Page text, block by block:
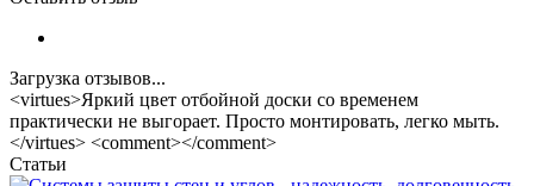
Загрузка отзывов...
<virtues>Яркий цвет отбойной доски со временем
практически не выгорает. Просто монтировать, легко мыть.
</virtues> <comment></comment>
Статьи